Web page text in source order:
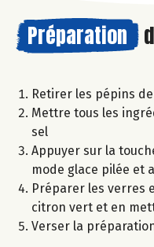
Préparation
Retirer les pépins
Mettre tous les
sel
Appuyer sur la
mode glace pilée et
Préparer les verres
citron vert et en
Verser la